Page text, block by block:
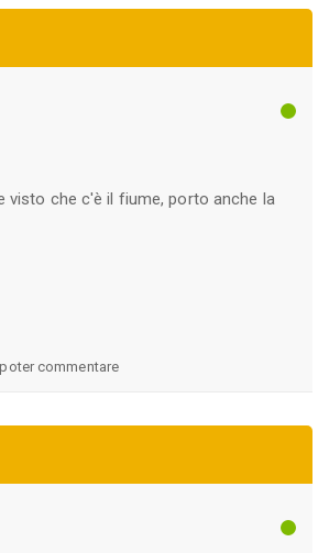
visto che c'è il fiume, porto anche la
commentare